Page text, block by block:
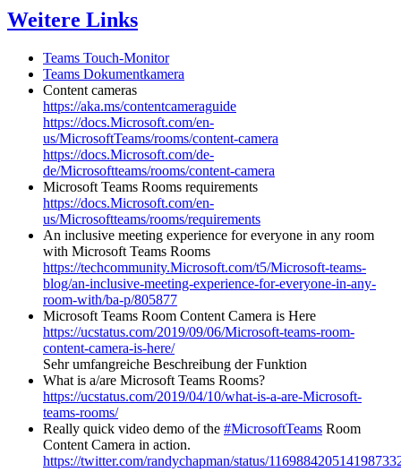
Weitere Links
Teams Touch-Monitor
Teams Dokumentkamera
Content cameras
https://aka.ms/contentcameraguide
https://docs.Microsoft.com/en-
us/MicrosoftTeams/rooms/content-camera
https://docs.Microsoft.com/de-
de/Microsoftteams/rooms/content-camera
Microsoft Teams Rooms requirements
https://docs.Microsoft.com/en-
us/Microsoftteams/rooms/requirements
An inclusive meeting experience for everyone in any room
with Microsoft Teams Rooms
https://techcommunity.Microsoft.com/t5/Microsoft-teams-
blog/an-inclusive-meeting-experience-for-everyone-in-any-
room-with/ba-p/805877
Microsoft Teams Room Content Camera is Here
https://ucstatus.com/2019/09/06/Microsoft-teams-room-
content-camera-is-here/
Sehr umfangreiche Beschreibung der Funktion
What is a/are Microsoft Teams Rooms?
https://ucstatus.com/2019/04/10/what-is-a-are-Microsoft-
teams-rooms/
Really quick video demo of the #MicrosoftTeams Room
Content Camera in action.
https://twitter.com/randychapman/status/